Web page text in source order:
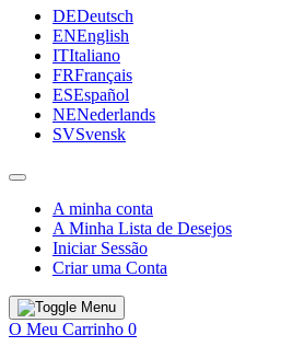
DEDeutsch
ENEnglish
ITItaliano
FRFrançais
ESEspañol
NENederlands
SVSvensk
A minha conta
A Minha Lista de Desejos
Iniciar Sessão
Criar uma Conta
O Meu Carrinho 0